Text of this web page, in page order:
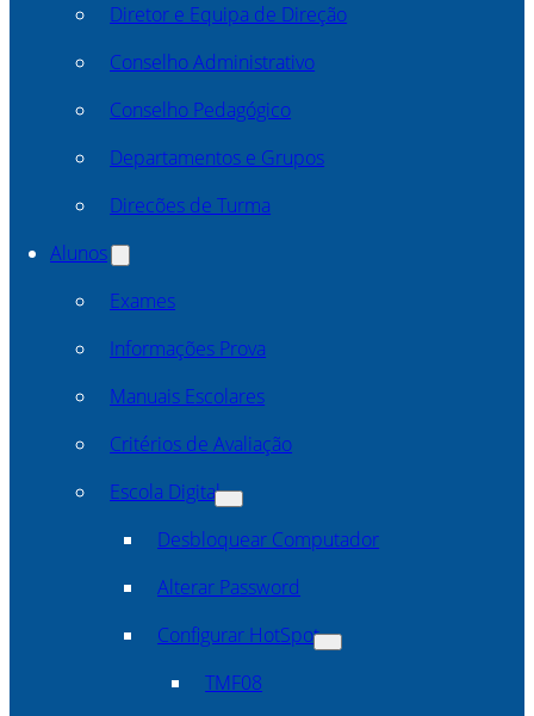
Diretor e Equipa de Direção
Conselho Administrativo
Conselho Pedagógico
Departamentos e Grupos
Direcões de Turma
Alunos
Exames
Informações Prova
Manuais Escolares
Critérios de Avaliação
Escola Digital
Desbloquear Computador
Alterar Password
Configurar HotSpot
TMF08